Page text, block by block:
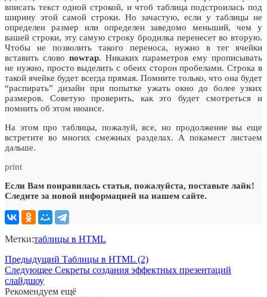
вписать текст одной строкой, и чтоб таблица подстроилась под
ширину этой самой строки. Но зачастую, если у таблицы не
определен размер или определен заведомо меньший, чем у
вашей строки, эту самую строку бродилка перенесет во вторую.
Чтобы не позволить такого переноса, нужно в тег ячейки
вставить слово nowrap. Никаких параметров ему прописывать
не нужно, просто выделить с обеих сторон пробелами. Строка в
такой ячейке будет всегда прямая. Помните только, что она будет
“распирать” дизайн при попытке ужать окно до более узких
размеров. Советую проверить, как это будет смотреться и
помнить об этом нюансе.
На этом про таблицы, пожалуй, все, но продолжение вы еще
встретите во многих смежных разделах. А покамест листаем
дальше.
print
Если Вам понравилась статья, пожалуйста, поставьте лайк!
Следите за новой информацией на нашем сайте.
Метки:таблицы в HTML
Предыдущий Таблицы в HTML (2)
Следующее Секреты создания эффектных презентаций
слайдшоу
Рекомендуем ещё